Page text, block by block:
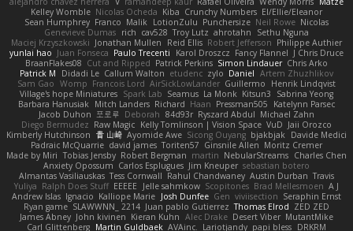
Kelley Womble Nicolas Ocheda Kiba Crunchy Numbers El/Ellie/Eleanor
Sean Humphrey Franco Malik LotionZulu Punchersize Neil Rowe Nicolas
Genevieve Dumas rich cav528 Troy Lutz ahrotahn
Sethu Nguna
Maciej Krzyszkowski Jonathan Mullen Reid Ellis Robert Jefferson Philippe Authier
yunlai hao Juan Fonseca Paulo Trecenti Karol Droszcz Fancy Flannel J Chris Druce
BraanFlakes08 Cut and Ripped Patrick Perkins Simon Lindauer Chris Arko
Patrick M
Didadi Le Callum Walton etudenc zylo Daniel Artem Zhuzhlikov
Sam Gao Womp Francois Lord AirSickLowLander Guillermo
Henrik Lindqvist
Village's hope Miniatures Spark Lab Seamus La Monk Kitsun3
Sabrina Yeong
Barbara Hanusiak Mitch Landers Richard Haan Pressman505
Katelynn Parsec
Jacob Duhon 포로루 Deborah 84d93r Ryszard Abdul Michael Zahn
Diego Bermudez Raw Magic Kelly Tomlinson | Vision Space VuD Jaii Orozco
Kimberly Hutchinson 貴 山崎 Ayomide Awe Sicong Ouyang bjakbjak Davide Medici
Padraic McQuarrie david james Toriten57 Ginsnile Allen Moritz Cremer
Made by Miri Tobias Jensby Robert Bergman martin NebularStreams Charles Chen
Anxiety Opossum Carlos Esplugues Jim Kneuper sebastian botero
Almantas Vasiliauskas Tess Cornwall Rahul Chandwaney Austin Durban Travis
Yuliya Ralph Does Stuff EEEEE Jelle sahmkow Scopitones Brad Mellesmoen A J
Andrew Islas Ignacio Kalliope Marie Josh Dunfee Gen viviisection Seraphin Ernst
Ryan game SLAWWNN_ 2214 Juan pablo Gutierrez Thomas Elrod ZED ZED
James Abney John kivinen Kieran Kuhn Alec Drake Desert Viber MutantMike
Carl Glittenberg Martin Guldbaek AVAinc. Lariotjandy papi bless DRKRM